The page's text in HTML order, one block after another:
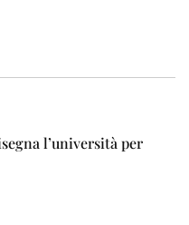
l’università per